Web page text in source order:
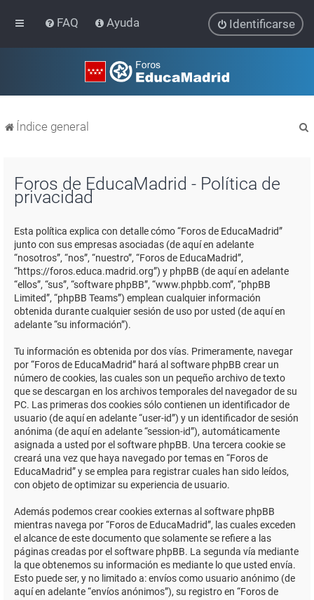
FAQ Ayuda Identificarse
Índice general
Foros de EducaMadrid - Política de
privacidad
Esta política explica con detalle cómo “Foros de EducaMadrid”
junto con sus empresas asociadas (de aquí en adelante
“nosotros”, “nos”, “nuestro”, “Foros de EducaMadrid”,
“https://foros.educa.madrid.org”) y phpBB (de aquí en adelante
“ellos”, “sus”, “software phpBB”, “www.phpbb.com”, “phpBB
Limited”, “phpBB Teams”) emplean cualquier información
obtenida durante cualquier sesión de uso por usted (de aquí en
adelante “su información”).
Tu información es obtenida por dos vías. Primeramente, navegar
por “Foros de EducaMadrid” hará al software phpBB crear un
número de cookies, las cuales son un pequeño archivo de texto
que se descargan en los archivos temporales del navegador de su
PC. Las primeras dos cookies sólo contienen un identificador de
usuario (de aquí en adelante “user-id”) y un identificador de sesión
anónima (de aquí en adelante “session-id”), automáticamente
asignada a usted por el software phpBB. Una tercera cookie se
creará una vez que haya navegado por temas en “Foros de
EducaMadrid” y se emplea para registrar cuales han sido leídos,
con objeto de optimizar su experiencia de usuario.
Además podemos crear cookies externas al software phpBB
mientras navega por “Foros de EducaMadrid”, las cuales exceden
el alcance de este documento que solamente se refiere a las
páginas creadas por el software phpBB. La segunda vía mediante
la que obtenemos su información es mediante lo que usted envía.
Esto puede ser, y no limitado a: envíos como usuario anónimo (de
aquí en adelante “envíos anónimos”), su registro en “Foros de